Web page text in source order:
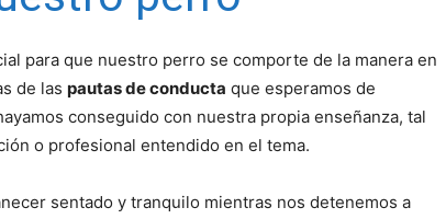
–
para que nuestro perro se comporte de la manera en
de las pautas de conducta que esperamos de
conseguido con nuestra propia enseñanza, tal
o profesional entendido en el tema.
sentado y tranquilo mientras nos detenemos a